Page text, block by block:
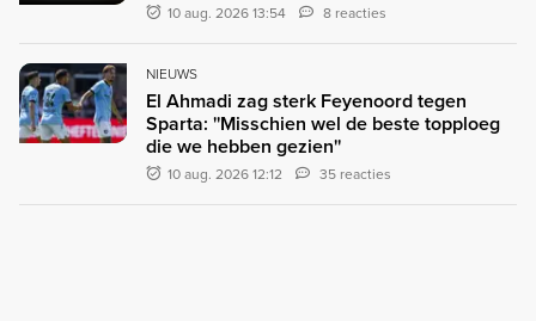
10 aug. 2026 13:54 8 reacties
NIEUWS
El Ahmadi zag sterk Feyenoord tegen
Sparta: ''Misschien wel de beste topploeg
die we hebben gezien''
10 aug. 2026 12:12 35 reacties